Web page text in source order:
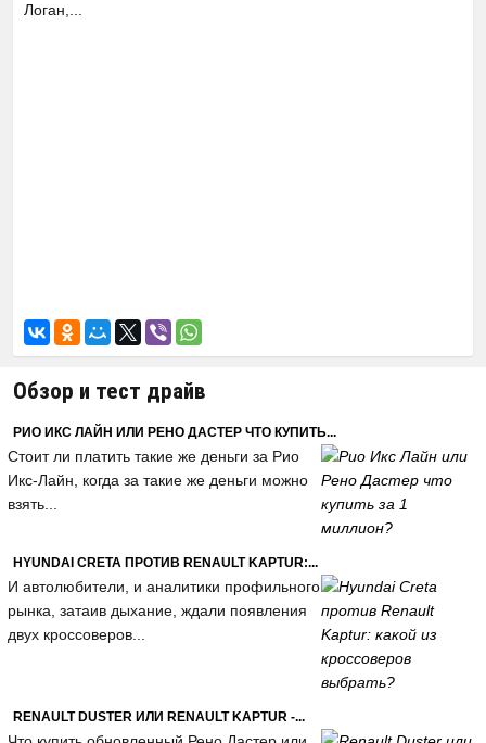
Логан,...
Обзор и тест драйв
РИО ИКС ЛАЙН ИЛИ РЕНО ДАСТЕР ЧТО КУПИТЬ...
Стоит ли платить такие же деньги за Рио
Икс-Лайн, когда за такие же деньги можно
взять...
HYUNDAI CRETA ПРОТИВ RENAULT KAPTUR:...
И автолюбители, и аналитики профильного
рынка, затаив дыхание, ждали появления
двух кроссоверов...
RENAULT DUSTER ИЛИ RENAULT KAPTUR -...